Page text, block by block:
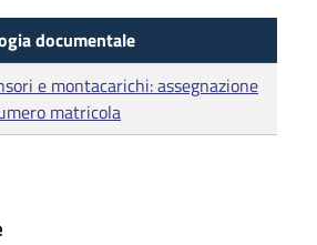
documentale
e montacarichi: assegnazione
matricola